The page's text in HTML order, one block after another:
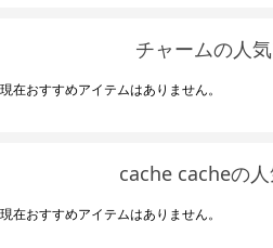
チャームの人
現在おすすめアイテムはありません。
cache cacheの
現在おすすめアイテムはありません。